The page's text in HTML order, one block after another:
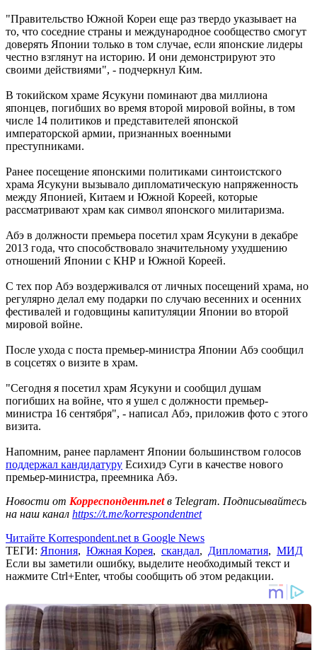
"Правительство Южной Кореи еще раз твердо указывает на
то, что соседние страны и международное сообщество смогут
доверять Японии только в том случае, если японские лидеры
честно взглянут на историю. И они демонстрируют это
своими действиями", - подчеркнул Ким.
В токийском храме Ясукуни поминают два миллиона
японцев, погибших во время второй мировой войны, в том
числе 14 политиков и представителей японской
императорской армии, признанных военными
преступниками.
Ранее посещение японскими политиками синтоистского
храма Ясукуни вызывало дипломатическую напряженность
между Японией, Китаем и Южной Кореей, которые
рассматривают храм как символ японского милитаризма.
Абэ в должности премьера посетил храм Ясукуни в декабре
2013 года, что способствовало значительному ухудшению
отношений Японии с КНР и Южной Кореей.
С тех пор Абэ воздерживался от личных посещений храма, но
регулярно делал ему подарки по случаю весенних и осенних
фестивалей и годовщины капитуляции Японии во второй
мировой войне.
После ухода с поста премьер-министра Японии Абэ сообщил
в соцсетях о визите в храм.
"Сегодня я посетил храм Ясукуни и сообщил душам
погибших на войне, что я ушел с должности премьер-
министра 16 сентября", - написал Абэ, приложив фото с этого
визита.
Напомним, ранее парламент Японии большинством голосов
поддержал кандидатуру Есихидэ Суги в качестве нового
премьер-министра, преемника Абэ.
Новости от Корреспондент.netв Telegram. Подписывайтесь
на наш канал https://t.me/korrespondentnet
Читайте Korrespondent.net в Google News
ТЕГИ: Япония, Южная Корея, скандал, Дипломатия, МИД
Если вы заметили ошибку, выделите необходимый текст и
нажмите Ctrl+Enter, чтобы сообщить об этом редакции.